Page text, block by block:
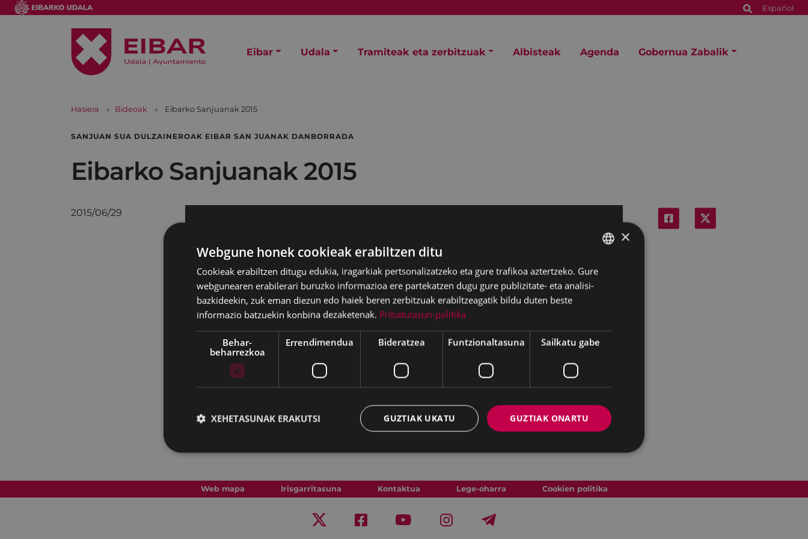
Español
Eibar Udala Tramiteak eta zerbitzuak Albisteak Agenda Gobernua Zabalik
Hasiera Bideoak Eibarko Sanjuanak 2015
SANJUAN SUA DULZAINEROAK EIBAR SAN JUANAK DANBORRADA
Eibarko Sanjuanak 2015
2015/06/29
Web mapa Irisgarritasuna Kontaktua Lege-oharra Cookien politika
BASQUE
SPANISH
×
Webgune honek cookieak erabiltzen ditu
Cookieak erabiltzen ditugu edukia, iragarkiak pertsonalizatzeko eta gure trafikoa aztertzeko. Gure
webgunearen erabilerari buruzko informazioa ere partekatzen dugu gure publizitate- eta analisi-
bazkideekin, zuk eman diezun edo haiek beren zerbitzuak erabiltzeagatik bildu duten beste
informazio batzuekin konbina dezaketenak. Pribatutasun-politika
Behar-
beharrezkoa
Errendimendua Bideratzea Funtzionaltasuna Sailkatu gabe
GUZTIAK ONARTU
GUZTIAK UKATU
XEHETASUNAK ERAKUTSI